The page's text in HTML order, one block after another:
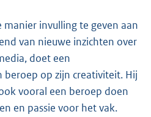
manier invulling te geven aan
van nieuwe inzichten over
doet een
beroep op zijn creativiteit. Hij
vooral een beroep doen
en passie voor het vak.